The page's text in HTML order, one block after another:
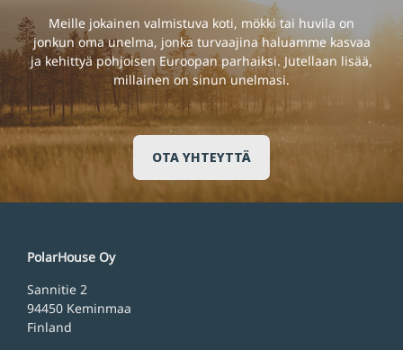
Meille jokainen valmistuva koti, mökki tai huvila on
jonkun oma unelma, jonka turvaajina haluamme kasvaa
ja kehittyä pohjoisen Euroopan parhaiksi. Jutellaan lisää,
millainen on sinun unelmasi.
OTA YHTEYTTÄ
PolarHouse Oy
Sannitie 2
94450 Keminmaa
Finland